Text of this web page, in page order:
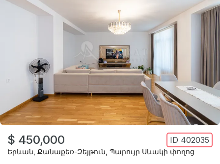
$ 450,000 ID 402035
Երևան Քանաքեռ-Զեյթուն Պարույր Սևակի փողոց